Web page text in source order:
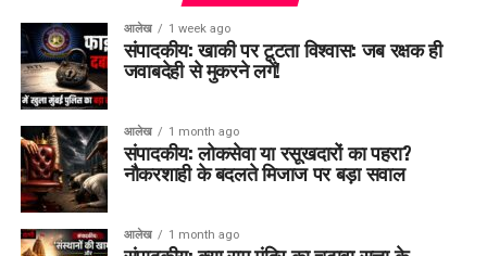
आलेख 1 week ago
संपादकीय: खाकी पर टूटता विश्वास: जब रक्षक ही
जवाबदेही से मुकरने लगें!
आलेख 1 month ago
संपादकीय: लोकसेवा या रसूखदारों का पहरा?
नौकरशाही के बदलते मिजाज पर बड़ा सवाल
आलेख 1 month ago